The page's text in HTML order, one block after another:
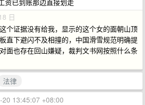
资已到账那边直接划走
日
个证据没有给我，显示的这个女的面朝山顶
直下避闪不及相撞的，中国滑雪规范明确提
面也存在回山嫌疑，裁判文书网按照什么条
法律
13:45:07 +08:00